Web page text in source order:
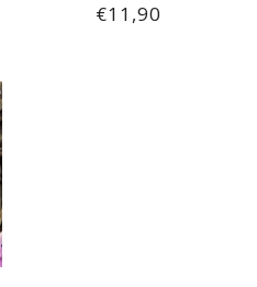
€11,90